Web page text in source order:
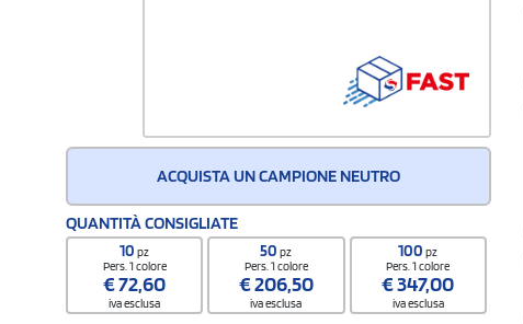
ACQUISTA UN CAMPIONE NEUTRO
QUANTITÀ CONSIGLIATE
10pz
Pers. 1 colore
€72,60
iva esclusa
50pz
Pers. 1 colore
€206,50
iva esclusa
100pz
Pers. 1 colore
€347,00
iva esclusa